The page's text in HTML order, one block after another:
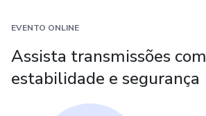
EVENTO ONLINE
Assista transmissões com
estabilidade e segurança